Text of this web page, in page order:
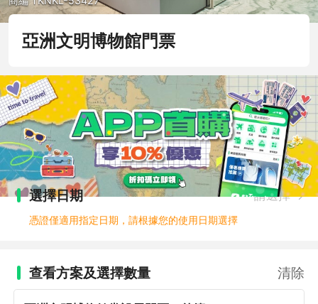
亞洲文明博物館門票
選擇日期 請選擇
憑證僅適用指定日期，請根據您的使用日期選擇
查看方案及選擇數量 清除